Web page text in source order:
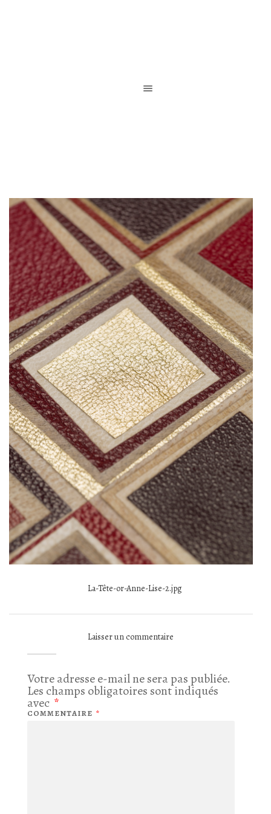
La-Tête-or-Anne-Lise-2.jpg
Laisser un commentaire
Votre adresse e-mail ne sera pas publiée.
Les champs obligatoires sont indiqués
avec *
COMMENTAIRE *